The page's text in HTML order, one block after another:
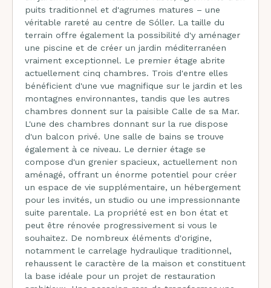
puits traditionnel et d'agrumes matures – une
véritable rareté au centre de Sóller. La taille du
terrain offre également la possibilité d'y aménager
une piscine et de créer un jardin méditerranéen
vraiment exceptionnel. Le premier étage abrite
actuellement cinq chambres. Trois d'entre elles
bénéficient d'une vue magnifique sur le jardin et les
montagnes environnantes, tandis que les autres
chambres donnent sur la paisible Calle de sa Mar.
L'une des chambres donnant sur la rue dispose
d'un balcon privé. Une salle de bains se trouve
également à ce niveau. Le dernier étage se
compose d'un grenier spacieux, actuellement non
aménagé, offrant un énorme potentiel pour créer
un espace de vie supplémentaire, un hébergement
pour les invités, un studio ou une impressionnante
suite parentale. La propriété est en bon état et
peut être rénovée progressivement si vous le
souhaitez. De nombreux éléments d'origine,
notamment le carrelage hydraulique traditionnel,
rehaussent le caractère de la maison et constituent
la base idéale pour un projet de restauration